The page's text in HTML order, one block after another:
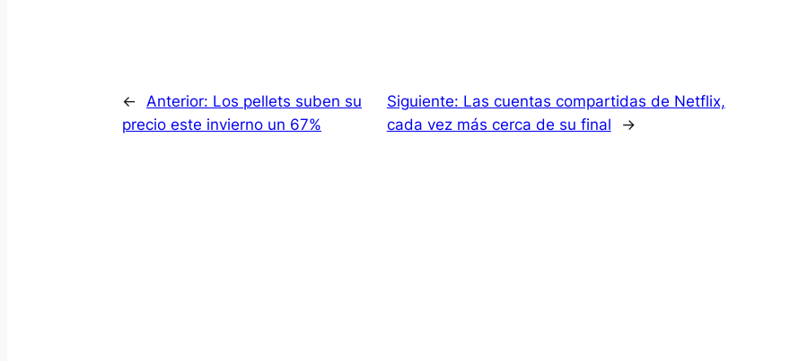
← Anterior: Los pellets suben su
precio este invierno un 67%
Siguiente: Las cuentas compartidas de Netflix,
cada vez más cerca de su final
→